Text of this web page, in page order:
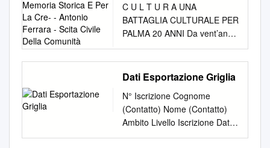
SIMONETTI ASSUNTA NOLA
1 VIA ROMA 15/08/1972 N.
110 2 NUNZIATA TERESA
SARNO 1 VIA NUOVA NOLA
15/07/1983 N. 175 3 REGA
GABRIELLA NAPOLI 1 VIA
NUOVA NOLA 27/08/1980 N.
155 4 PANDICO FRANCESCO
NOLA 1 VIA NUOVA NOLA
Storica E Per La Cre- -
Antonio Ferrara - Scita
Civile Della Comunità
C U L T U R A UNA
BATTAGLIA CULTURALE PER
PALMA 20 ANNI Da vent’anni
l’impegno per il recupero della
memoria storica e per la cre- -
Antonio Ferrara - scita civile
della comunità. Il ricordo del
palmese Francesco de
Crescenzo, illustre giornalista
sul piano nazionale. Sono
esattamente vent’anni dal -
Dati Esportazione Griglia
N° Iscrizione Cognome
(Contatto) Nome (Contatto)
Ambito Livello Iscrizione Data
Iscrizione Indirizzo